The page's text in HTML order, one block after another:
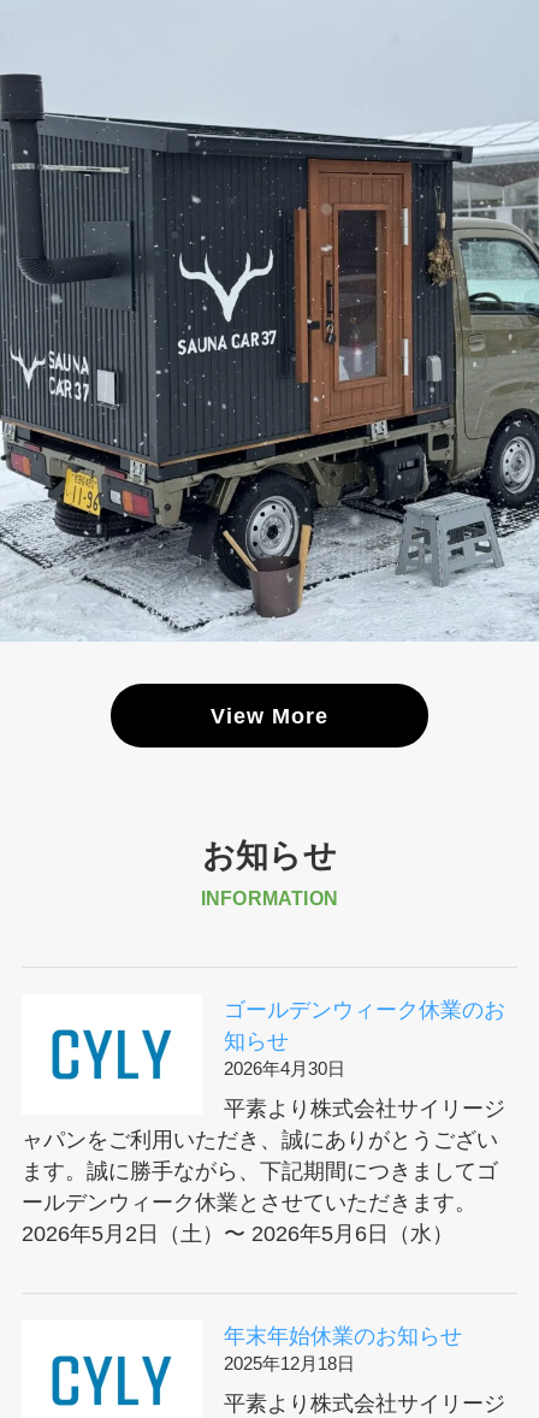
View More
お知らせ
INFORMATION
ゴールデンウィーク休業のお
知らせ
2026年4月30日
平素より株式会社サイリージ
ャパンをご利用いただき、誠にありがとうござい
ます。誠に勝手ながら、下記期間につきましてゴ
ールデンウィーク休業とさせていただきます。
2026年5月2日（土）〜 2026年5月6日（水）
年末年始休業のお知らせ
2025年12月18日
平素より株式会社サイリージ